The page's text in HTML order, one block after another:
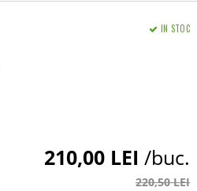
IN STOC
210,00 LEI /buc.
220,50 LEI